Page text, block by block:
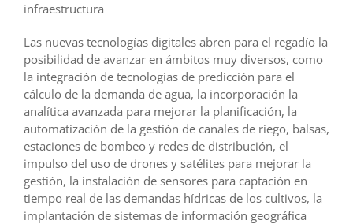
infraestructura
Las nuevas tecnologías digitales abren para el regadío la
posibilidad de avanzar en ámbitos muy diversos, como
la integración de tecnologías de predicción para el
cálculo de la demanda de agua, la incorporación la
analítica avanzada para mejorar la planificación, la
automatización de la gestión de canales de riego, balsas,
estaciones de bombeo y redes de distribución, el
impulso del uso de drones y satélites para mejorar la
gestión, la instalación de sensores para captación en
tiempo real de las demandas hídricas de los cultivos, la
implantación de sistemas de información geográfica